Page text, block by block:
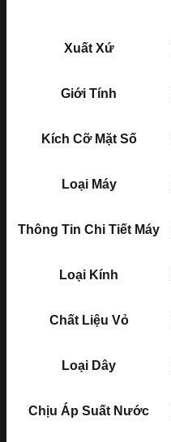
Xuất Xứ
Giới Tính
Kích Cỡ Mặt Số
Loại Máy
Thông Tin Chi Tiết Máy
Loại Kính
Chất Liệu Vỏ
Loại Dây
Chịu Áp Suất Nước